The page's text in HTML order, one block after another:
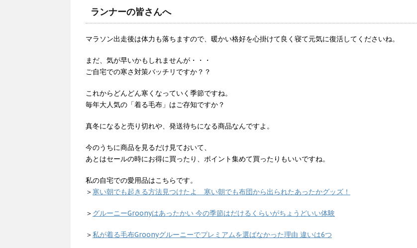
ランナーの皆さんへ
マラソン出走後は体力も落ちますので、暖かい格好を心掛けて良く寝て元気に復活してくださいね。
まだ、気が早いかもしれませんが・・・
ご自宅での寒さ対策バッチリですか？？
これからどんどん寒くなっていく季節ですね。
毎年大人気の「着る毛布」はご存知ですか？
真冬になると売り切れや、発送待ちになる商品なんですよ。
今のうちに商品を見るだけ見ておいて、
あとはセールの時にお得に買ったり、ポイント集めて買ったりもいいですね。
私の自宅での愛用品はこちらです。
＞寒い朝でも起きる方法見つけたよ 寒い朝でも布団から出られたあったかグッズ！
＞ グルーニーGroonyはあったかい 今の季節はだけるくらいがちょうどいい体験
＞私が着る毛布Groonyグルーニーでプレミアムを選ばなかった理由 違いは6つ